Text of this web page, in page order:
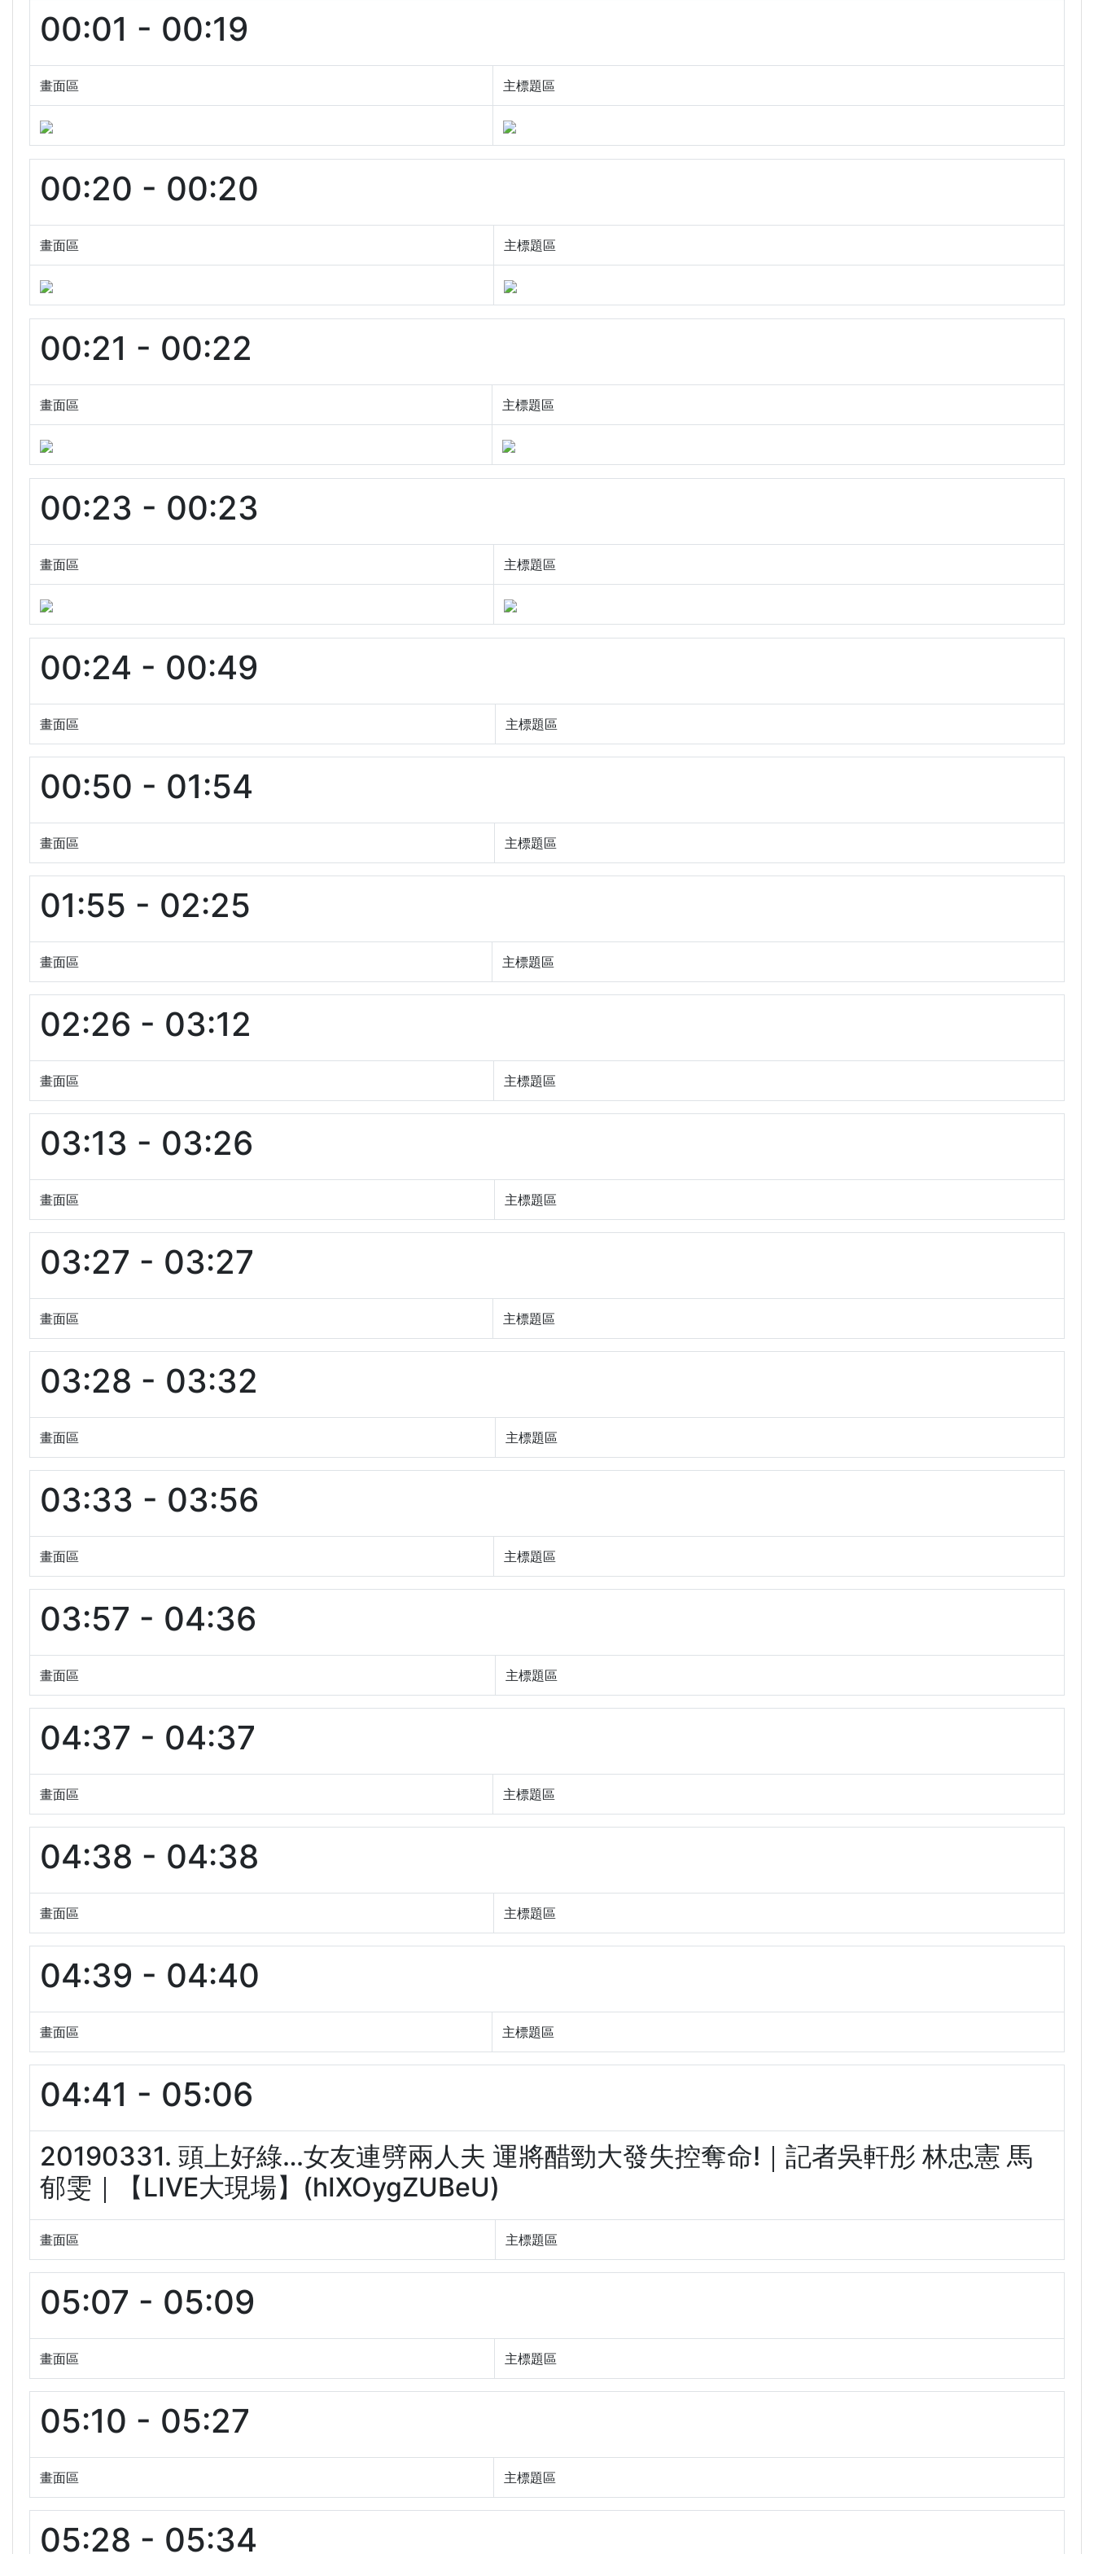
00:01 - 00:19
畫面區 主標題區
00:20 - 00:20
畫面區 主標題區
00:21 - 00:22
畫面區 主標題區
00:23 - 00:23
畫面區 主標題區
00:24 - 00:49
畫面區 主標題區
00:50 - 01:54
畫面區 主標題區
01:55 - 02:25
畫面區 主標題區
02:26 - 03:12
畫面區 主標題區
03:13 - 03:26
畫面區 主標題區
03:27 - 03:27
畫面區 主標題區
03:28 - 03:32
畫面區 主標題區
03:33 - 03:56
畫面區 主標題區
03:57 - 04:36
畫面區 主標題區
04:37 - 04:37
畫面區 主標題區
04:38 - 04:38
畫面區 主標題區
04:39 - 04:40
畫面區 主標題區
04:41 - 05:06
20190331. 頭上好綠…女友連劈兩人夫 運將醋勁大發失控奪命!｜記者吳軒彤 林忠憲 馬
郁雯｜【LIVE大現場】(hIXOygZUBeU)
畫面區 主標題區
05:07 - 05:09
畫面區 主標題區
05:10 - 05:27
畫面區 主標題區
05:28 - 05:34